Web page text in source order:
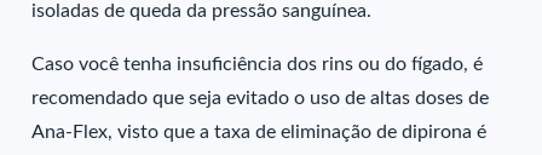
isoladas de queda da pressão sanguínea.
Caso você tenha insuficiência dos rins ou do fígado, é
recomendado que seja evitado o uso de altas doses de
Ana-Flex, visto que a taxa de eliminação de dipirona é